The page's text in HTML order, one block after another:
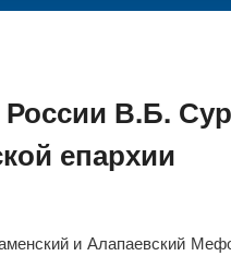
В.Б.
епархии
и Алапаевский